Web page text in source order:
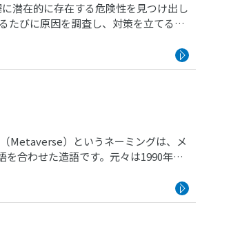
潜在的に存在する危険性を見つけ出し
たびに原因を調査し、対策を立てるこ
Metaverse）というネーミングは、メ
合わせた造語です。元々は1990年代